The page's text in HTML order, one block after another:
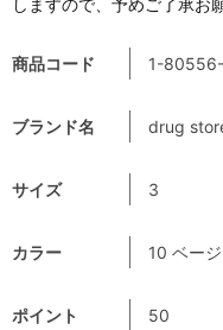
商品コード 1-
ブランド名 drug
サイズ 3
カラー 10 ベージ
ポイント 50
しますので、予めご了承お